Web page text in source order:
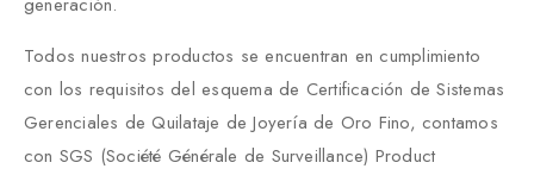
Todos nuestros productos se encuentran en cumplimiento
con los requisitos del esquema de Certificación de Sistemas
Gerenciales de Quilataje de Joyería de Oro Fino, contamos
con SGS (Société Générale de Surveillance) Product